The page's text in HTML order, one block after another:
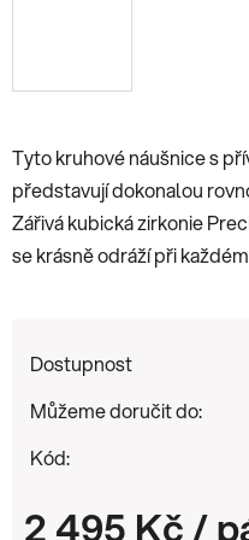
Tyto kruhové náušnice s
představují dokonalou
Zářivá kubická zirkonie
se krásně odráží při
Dostupnost
Můžeme doručit do:
Kód:
2 495 Kč/